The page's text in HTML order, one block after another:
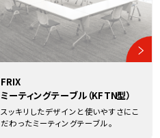
FRIX
ミーティングテーブル（KFTN型）
スッキリしたデザインと使いやすさにこ
だわったミーティングテーブル。